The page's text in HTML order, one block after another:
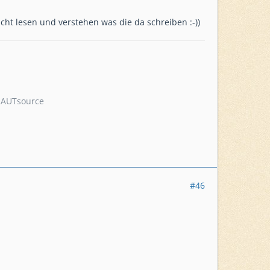
lesen und verstehen was die da schreiben :-))
#46